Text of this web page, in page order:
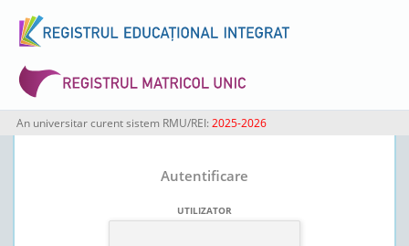
An universitar curent sistem RMU/REI: 2025-2026
Autentificare
UTILIZATOR